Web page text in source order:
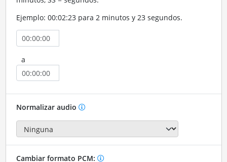
Ejemplo: 00:02:23 para 2 minutos y 23 segundos.
a
Normalizar audio
Cambiar formato PCM: